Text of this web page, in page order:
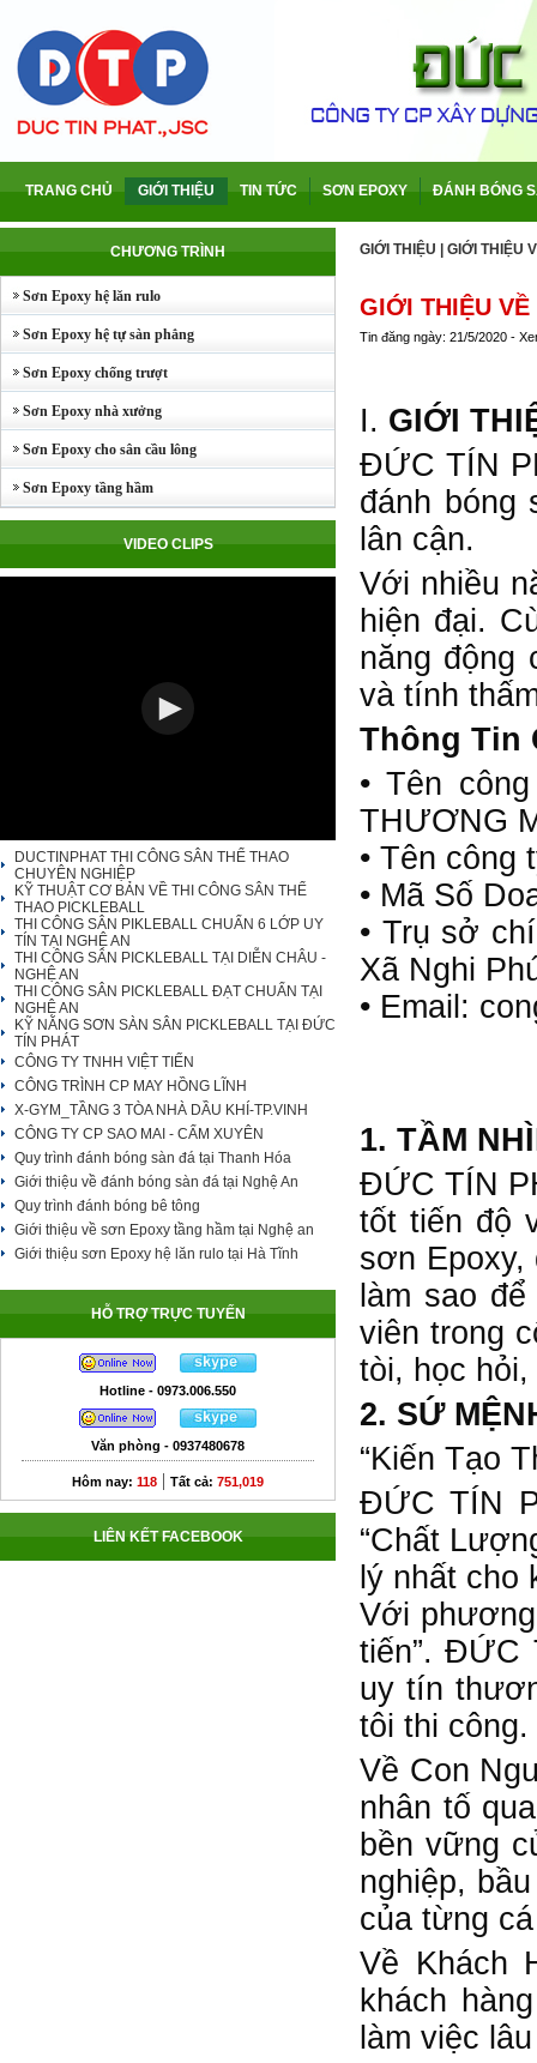
TRANG CHỦ GIỚI THIỆU TIN TỨC SƠN EPOXY ĐÁNH BÓNG
CHƯƠNG TRÌNH
Sơn Epoxy hệ lăn rulo
Sơn Epoxy hệ tự sàn phẳng
Sơn Epoxy chống trượt
Sơn Epoxy nhà xưởng
Sơn Epoxy cho sân cầu lông
Sơn Epoxy tầng hầm
VIDEO CLIPS
DUCTINPHAT THI CÔNG SÂN THỂ THAO
CHUYÊN NGHIỆP
KỸ THUẬT CƠ BẢN VỀ THI CÔNG SÂN THỂ
THAO PICKLEBALL
THI CÔNG SÂN PIKLEBALL CHUẨN 6 LỚP UY
TÍN TẠI NGHỆ AN
THI CÔNG SÂN PICKLEBALL TẠI DIỄN CHÂU -
NGHỆ AN
THI CÔNG SÂN PICKLEBALL ĐẠT CHUẨN TẠI
NGHỆ AN
KỸ NĂNG SƠN SÀN SÂN PICKLEBALL TẠI ĐỨC
TÍN PHÁT
CÔNG TY TNHH VIỆT TIẾN
CÔNG TRÌNH CP MAY HỒNG LĨNH
X-GYM_TẦNG 3 TÒA NHÀ DẦU KHÍ-TP.VINH
CÔNG TY CP SAO MAI - CẨM XUYÊN
Quy trình đánh bóng sàn đá tại Thanh Hóa
Giới thiệu về đánh bóng sàn đá tại Nghệ An
Quy trình đánh bóng bê tông
Giới thiệu về sơn Epoxy tầng hầm tại Nghệ an
Giới thiệu sơn Epoxy hệ lăn rulo tại Hà Tĩnh
HỖ TRỢ TRỰC TUYẾN
Hotline - 0973.006.550
Văn phòng - 0937480678
Hôm nay: 118 | Tất cả: 751,019
LIÊN KẾT FACEBOOK
GIỚI THIỆU GIỚI THIỆU
GIỚI THIỆU
Tin đăng ngày: 21/5/2020 -
I. GIỚI
ĐỨC TÍN
đánh bóng
lân cận.
Với nhiều
hiện đại.
năng động
và tính
Thông Tin
• Tên
THƯƠNG
• Tên công
• Mã Số
• Trụ sở
Xã Nghi
• Email:
1. TẦM
ĐỨC TÍN
tốt tiến độ
sơn Epoxy,
làm sao
viên trong
tòi, học
2. SỨ
“Kiến Tạo
ĐỨC TÍN
“Chất
lý nhất cho
Với
tiến”. ĐỨC
uy tín
tôi thi công.
Về Con
nhân tố
bền vững
nghiệp,
của từng
Về Khách
khách
làm việc